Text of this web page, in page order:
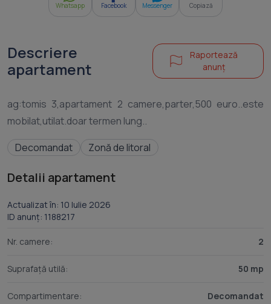
Whatsapp Facebook Messenger Copiază
Descriere
apartament
Raportează
anunț
ag:tomis 3,apartament 2 camere,parter,500 euro..este
Decomandat
Zonă de litoral
Detalii apartament
Actualizat în: 10 Iulie 2026
ID anunț: 1188217
Nr. camere: 2
Suprafață utilă: 50 mp
Compartimentare: Decomandat